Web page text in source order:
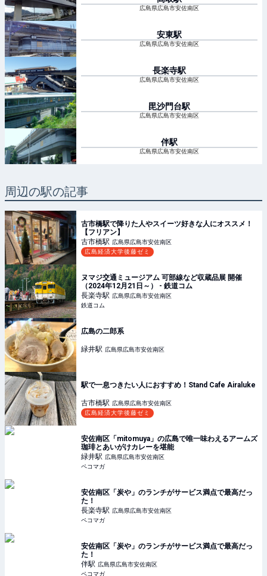
広島県広島市安佐南区
安東駅
広島県広島市安佐南区
長楽寺駅
広島県広島市安佐南区
毘沙門台駅
広島県広島市安佐南区
伴駅
広島県広島市安佐南区
周辺の駅の記事
古市橋駅で降りた人やスイーツ好きな人にオススメ！
【フリアン】
古市橋駅 広島県広島市安佐南区
広島経済大学後藤ゼミ
ヌマジ交通ミュージアム 可部線など収蔵品展 開催
（2024年12月21日～） - 鉄道コム
長楽寺駅 広島県広島市安佐南区
鉄道コム
広島の二郎系
緑井駅 広島県広島市安佐南区
駅で一息つきたい人におすすめ！Stand Cafe Airaluke
古市橋駅 広島県広島市安佐南区
広島経済大学後藤ゼミ
安佐南区「mitomuya」の広島で唯一味わえるアームズ
珈琲とあいがけカレーを堪能
緑井駅 広島県広島市安佐南区
ペコマガ
安佐南区「炭や」のランチがサービス満点で最高だっ
た！
長楽寺駅 広島県広島市安佐南区
ペコマガ
安佐南区「炭や」のランチがサービス満点で最高だっ
た！
伴駅 広島県広島市安佐南区
ペコマガ